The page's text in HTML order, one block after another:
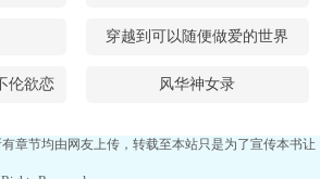
穿越到可以随便做爱的世界
伦欲恋 风华神女录
章节均由网友上传，转载至本站只是为了宣传本书让